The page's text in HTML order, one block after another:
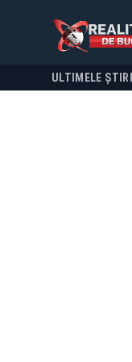
ULTIMELE ȘTIRI